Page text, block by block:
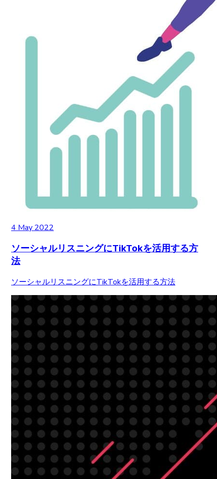
4 May 2022
ソーシャルリスニングにTikTokを活用する方
法
ソーシャルリスニングにTikTokを活用する方法